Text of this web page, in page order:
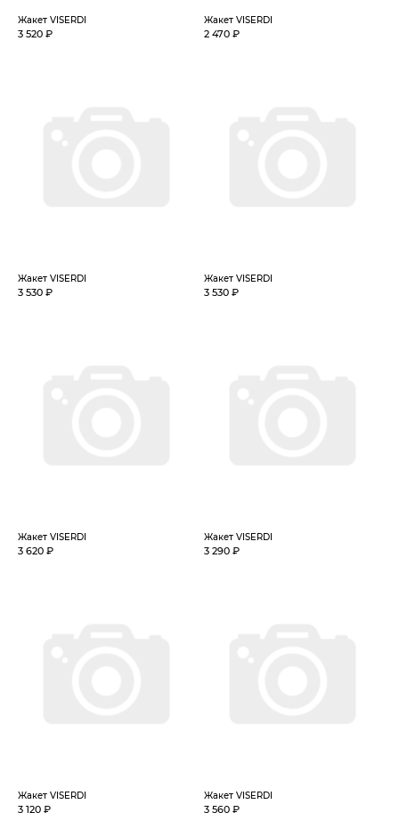
Жакет VISERDI
3 520 ₽
Жакет VISERDI
2 470 ₽
Жакет VISERDI
3 530 ₽
Жакет VISERDI
3 530 ₽
Жакет VISERDI
3 620 ₽
Жакет VISERDI
3 290 ₽
Жакет VISERDI
3 120 ₽
Жакет VISERDI
3 560 ₽